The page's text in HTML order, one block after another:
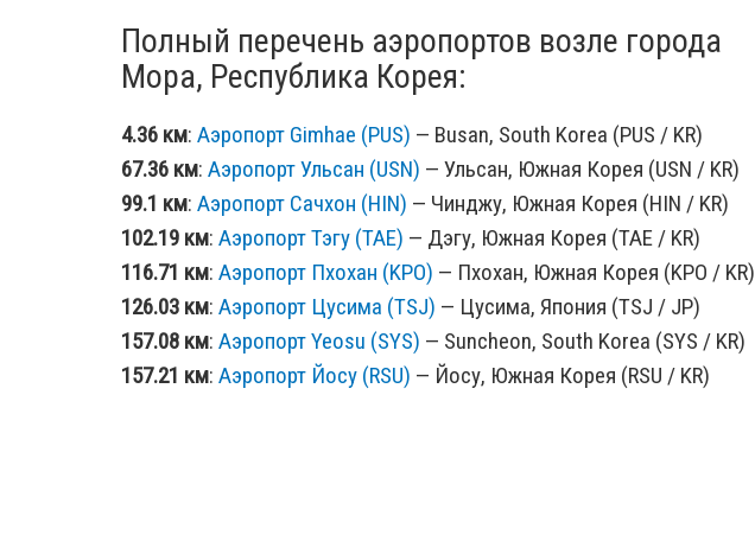
Полный перечень аэропортов возле города
Мора, Республика Корея:
4.36 км: Аэропорт Gimhae (PUS) — Busan, South Korea (PUS / KR)
67.36 км: Аэропорт Ульсан (USN) — Ульсан, Южная Корея (USN / KR)
99.1 км: Аэропорт Сачхон (HIN) — Чинджу, Южная Корея (HIN / KR)
102.19 км: Аэропорт Тэгу (TAE) — Дэгу, Южная Корея (TAE / KR)
116.71 км: Аэропорт Пхохан (KPO) — Пхохан, Южная Корея (KPO / KR)
126.03 км: Аэропорт Цусима (TSJ) — Цусима, Япония (TSJ / JP)
157.08 км: Аэропорт Yeosu (SYS) — Suncheon, South Korea (SYS / KR)
157.21 км: Аэропорт Йосу (RSU) — Йосу, Южная Корея (RSU / KR)